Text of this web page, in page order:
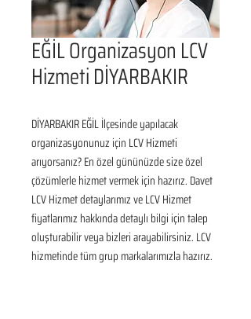
EĞİL Organizasyon LCV
Hizmeti DİYARBAKIR
DİYARBAKIR EĞİL İlçesinde yapılacak
organizasyonunuz için LCV Hizmeti
arıyorsanız? En özel gününüzde size özel
çözümlerle hizmet vermek için hazırız. Davet
LCV Hizmet detaylarımız ve LCV Hizmet
fiyatlarımız hakkında detaylı bilgi için talep
oluşturabilir veya bizleri arayabilirsiniz. LCV
hizmetinde tüm grup markalarımızla hazırız.